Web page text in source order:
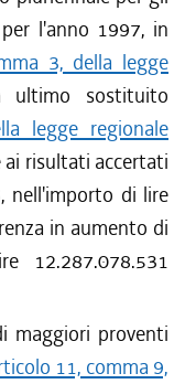
l'anno 1997, in
3, della legge
ultimo sostituito
legge regionale
risultati accertati
nell'importo di lire
in aumento di
12.287.078.531
maggiori proventi
11, comma 9,